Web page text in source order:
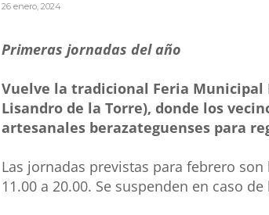
26 enero, 2024
Primeras jornadas del año
Vuelve la tradicional Feria Municipal
Lisandro de la Torre), donde los
artesanales berazateguenses para
Las jornadas previstas para febrero son
11.00 a 20.00. Se suspenden en caso